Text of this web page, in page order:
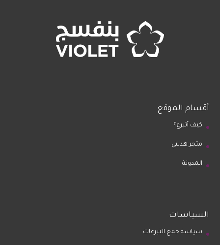
أقسام الموقع
كيف أتبرع؟
متجر هديتي
المدونة
السياسات
سياسة جمع التبرعات